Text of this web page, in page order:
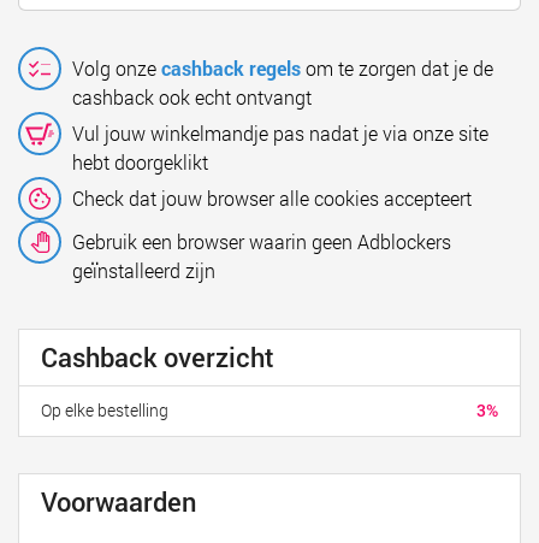
Volg onzecashback regelsom te zorgen dat je de
cashback ook echt ontvangt
Vul jouw winkelmandje pas nadat je via onze site
hebt doorgeklikt
Check dat jouw browser alle cookies accepteert
Gebruik een browser waarin geen Adblockers
geïnstalleerd zijn
Cashback overzicht
3%
Op elke bestelling
Voorwaarden